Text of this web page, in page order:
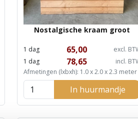
Nostalgische kraam groot
1 dag 65,00
excl.
1 dag
78,65
incl.
Afmetingen (lxbxh): 1.0 x 2.0 x 2.3 meter
In huurmandje